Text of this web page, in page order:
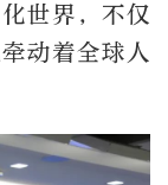
世界，不仅
动着全球人